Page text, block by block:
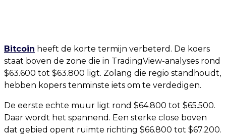
Bitcoin heeft de korte termijn verbeterd. De koers
staat boven de zone die in TradingView-analyses rond
$63.600 tot $63.800 ligt. Zolang die regio standhoudt,
hebben kopers tenminste iets om te verdedigen.
De eerste echte muur ligt rond $64.800 tot $65.500.
Daar wordt het spannend. Een sterke close boven
dat gebied opent ruimte richting $66.800 tot $67.200.